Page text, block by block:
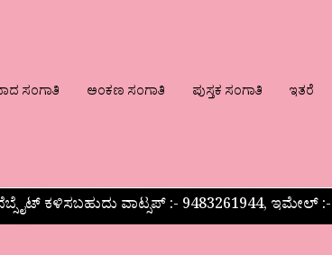
ಸಂಗಾತಿ ಅಂಕಣ ಸಂಗಾತಿ ಪುಸ್ತಕ ಸಂಗಾತಿ ಇತರೆ
ಕಳಿಸಬಹುದು ವಾಟ್ಸಪ್‌ :- 9483261944, ಇಮೇಲ್